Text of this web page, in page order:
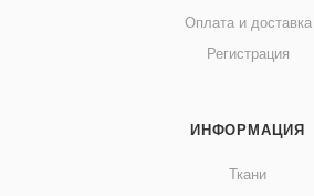
Оплата и доставка
Регистрация
ИНФОРМАЦИЯ
Ткани